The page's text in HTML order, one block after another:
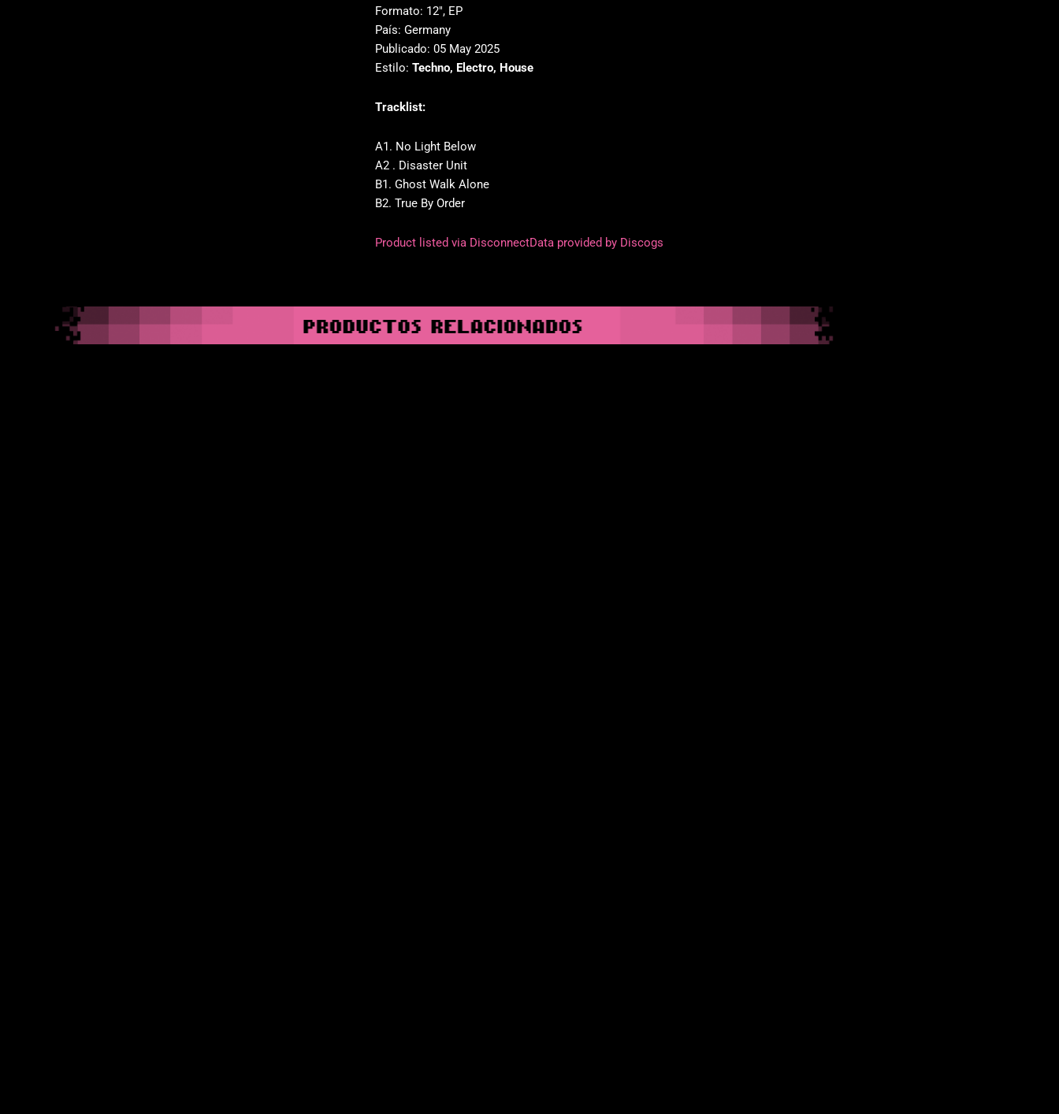
Formato: 12″, EP
País: Germany
Publicado: 05 May 2025
Estilo: Techno, Electro, House
Tracklist:
A1. No Light Below
A2 . Disaster Unit
B1. Ghost Walk Alone
B2. True By Order
Product listed via DisconnectData provided by Discogs